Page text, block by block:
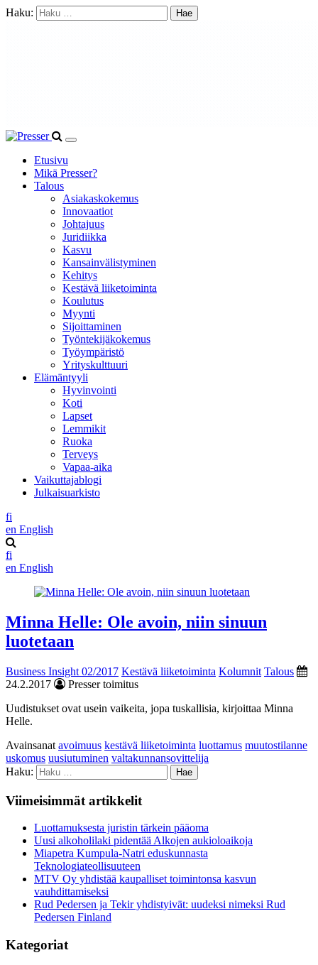
Haku:
Etusivu
Mikä Presser?
Talous
Asiakaskokemus
Innovaatiot
Johtajuus
Juridiikka
Kasvu
Kansainvälistyminen
Kehitys
Kestävä liiketoiminta
Koulutus
Myynti
Sijoittaminen
Työntekijäkokemus
Työympäristö
Yrityskulttuuri
Elämäntyyli
Hyvinvointi
Koti
Lapset
Lemmikit
Ruoka
Terveys
Vapaa-aika
Vaikuttajablogi
Julkaisuarkisto
fi
en English
fi
en English
Minna Helle: Ole avoin, niin sinuun
luotetaan
Business Insight 02/2017 Kestävä liiketoiminta Kolumnit Talous
24.2.2017
Presser toimitus
Uudistukset ovat usein vaikeita, jopa tuskallisia, kirjoittaa Minna
Helle.
Avainsanat avoimuus kestävä liiketoiminta luottamus muutostilanne
uskomus uusiutuminen valtakunnansovittelija
Haku:
Viimeisimmät artikkelit
Luottamuksesta juristin tärkein pääoma
Uusi alkoholilaki pidentää Alkojen aukioloaikoja
Miapetra Kumpula-Natri eduskunnasta
Teknologiateollisuuteen
MTV Oy yhdistää kaupalliset toimintonsa kasvun
vauhdittamiseksi
Rud Pedersen ja Tekir yhdistyivät: uudeksi nimeksi Rud
Pedersen Finland
Kategoriat